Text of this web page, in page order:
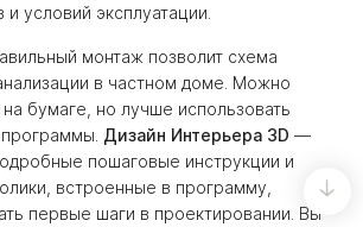
и условий эксплуатации.
монтаж позволит схема
в частном доме. Можно
бумаге, но лучше использовать
Дизайн Интерьера 3D —
пошаговые инструкции и
встроенные в программу,
первые шаги в проектировании. Вы